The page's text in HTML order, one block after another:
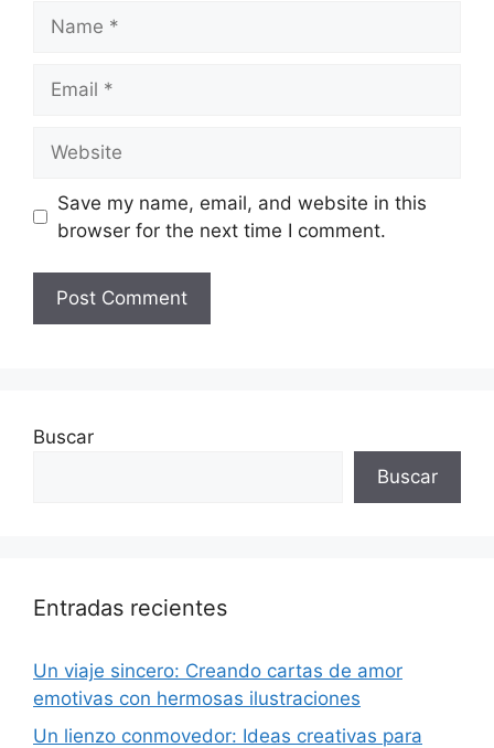
Save my name, email, and website in this
browser for the next time I comment.
Buscar
Buscar
Entradas recientes
Un viaje sincero: Creando cartas de amor
emotivas con hermosas ilustraciones
Un lienzo conmovedor: Ideas creativas para